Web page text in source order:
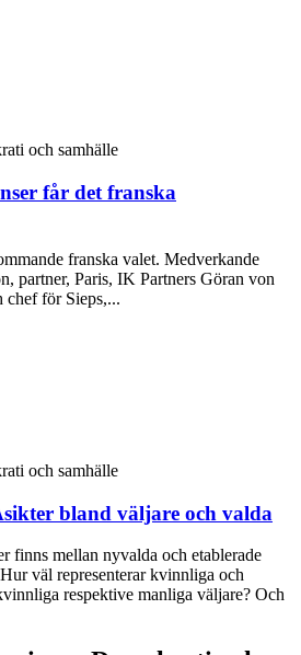
och samhälle
får det franska
franska valet. Medverkande
partner, Paris, IK Partners Göran von
chef för Sieps,...
och samhälle
bland väljare och valda
finns mellan nyvalda och etablerade
väl representerar kvinnliga och
respektive manliga väljare? Och